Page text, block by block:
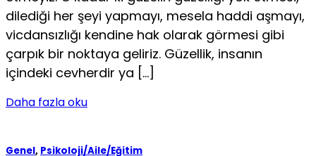
dilediği her şeyi yapmayı, mesela haddi aşmayı,
vicdansızlığı kendine hak olarak görmesi gibi
çarpık bir noktaya geliriz. Güzellik, insanın
içindeki cevherdir ya […]
Daha fazla oku
Genel, Psikoloji/Aile/Eğitim